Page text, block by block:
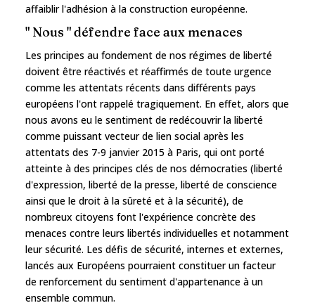
affaiblir l'adhésion à la construction européenne.
" Nous " défendre face aux menaces
Les principes au fondement de nos régimes de liberté
doivent être réactivés et réaffirmés de toute urgence
comme les attentats récents dans différents pays
européens l'ont rappelé tragiquement. En effet, alors que
nous avons eu le sentiment de redécouvrir la liberté
comme puissant vecteur de lien social après les
attentats des 7-9 janvier 2015 à Paris, qui ont porté
atteinte à des principes clés de nos démocraties (liberté
d'expression, liberté de la presse, liberté de conscience
ainsi que le droit à la sûreté et à la sécurité), de
nombreux citoyens font l'expérience concrète des
menaces contre leurs libertés individuelles et notamment
leur sécurité. Les défis de sécurité, internes et externes,
lancés aux Européens pourraient constituer un facteur
de renforcement du sentiment d'appartenance à un
ensemble commun.